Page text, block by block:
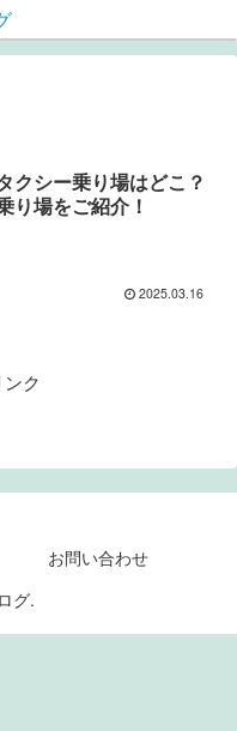
クシー乗り場はどこ？
り場をご紹介！
2025.03.16
ク
お問い合わせ
グ.